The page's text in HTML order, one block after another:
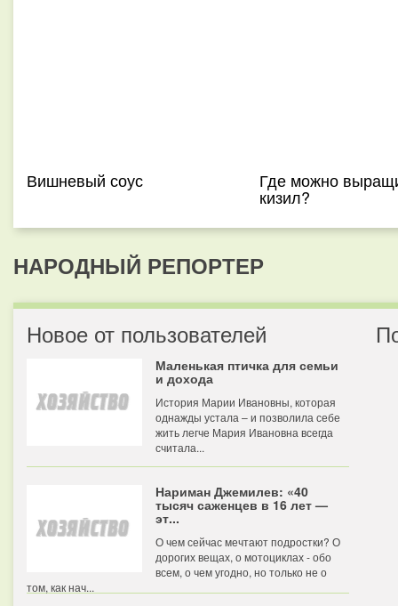
Вишневый соус Где можно
кизил?
НАРОДНЫЙ РЕПОРТЕР
Новое от пользователей
Маленькая птичка для семьи
и дохода
История Марии Ивановны, которая
однажды устала – и позволила себе
жить легче Мария Ивановна всегда
считала...
Нариман Джемилев: «40
тысяч саженцев в 16 лет —
эт...
О чем сейчас мечтают подростки? О
дорогих вещах, о мотоциклах - обо
всем, о чем угодно, но только не о
том, как нач...